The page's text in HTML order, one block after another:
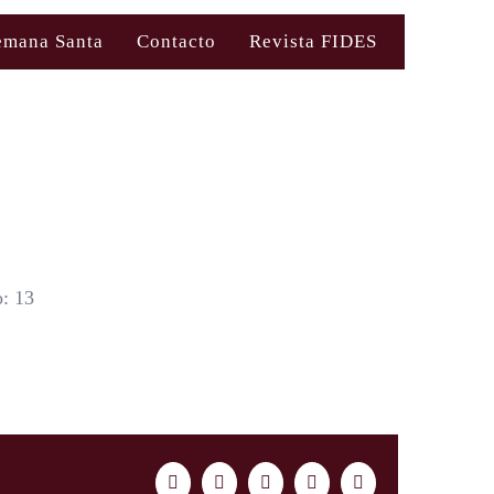
Santa Contacto Revista FIDES
13
FacebookTwitter LinkedInWhatsAppCorreo